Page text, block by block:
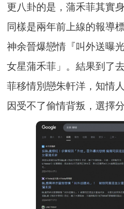
更八卦的是，蒲禾菲其實
同樣是兩年前上線的報導
神余晉爆戀情『叫外送曝
女星蒲禾菲」。結果到了
菲移情別戀朱軒洋，知情
因受不了偷情背叛，選擇分